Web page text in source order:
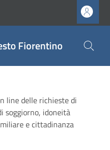
Fiorentino
line delle richieste di
soggiorno, idoneità
e cittadinanza